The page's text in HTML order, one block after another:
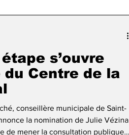
s’ouvre
Centre de la
la nomination de Julie Vézina
de mener la consultation publique